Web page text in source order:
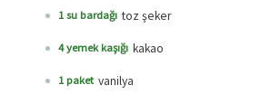
1 su bardağı toz şeker
4 yemek kaşığı kakao
1 paket vanilya